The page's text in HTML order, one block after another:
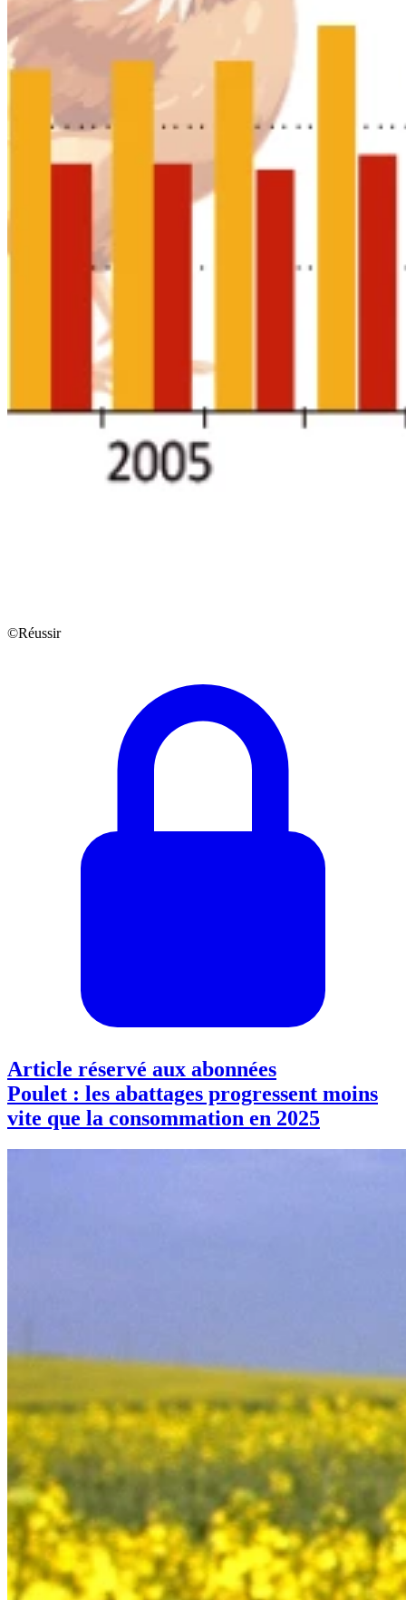
©Réussir
Article réservé aux abonnées
Poulet : les abattages progressent moins
vite que la consommation en 2025